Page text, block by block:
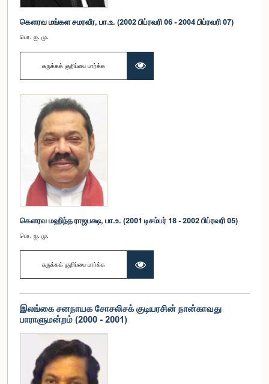
கௌரவ மங்கள சமரவீர, பா.உ. (2002 பிப்ரவரி 06 - 2004 பிப்ரவரி 07)
பொ. ஐ. மு.
சுருக்கக் குறிப்பை பார்க்க
கௌரவ மஹிந்த ராஜபக்ஷ, பா.உ. (2001 டிசம்பர் 18 - 2002 பிப்ரவரி 05)
பொ. ஐ. மு.
சுருக்கக் குறிப்பை பார்க்க
இலங்கை சனநாயக சோசலிசக் குடியரசின் நான்காவது
பாராளுமன்றம் (2000 - 2001)